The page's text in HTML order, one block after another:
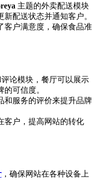
主题的外卖配送模块
配送状态并通知客户。
客户满意度，确保食品准
论模块，餐厅可以展示
可信度。
和服务的评价来提升品牌
客户，提高网站的转化
，确保网站在各种设备上